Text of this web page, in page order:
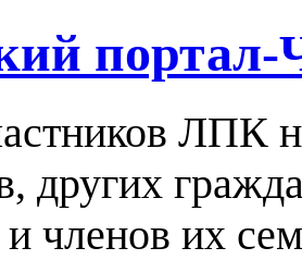
портал-
ЛПК
других
членов их